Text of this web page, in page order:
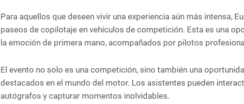
Para aquellos que deseen vivir una experiencia aún más intensa,
paseos de copilotaje en vehículos de competición. Esta es una
la emoción de primera mano, acompañados por pilotos
El evento no solo es una competición, sino también una
destacados en el mundo del motor. Los asistentes pueden
autógrafos y capturar momentos inolvidables.